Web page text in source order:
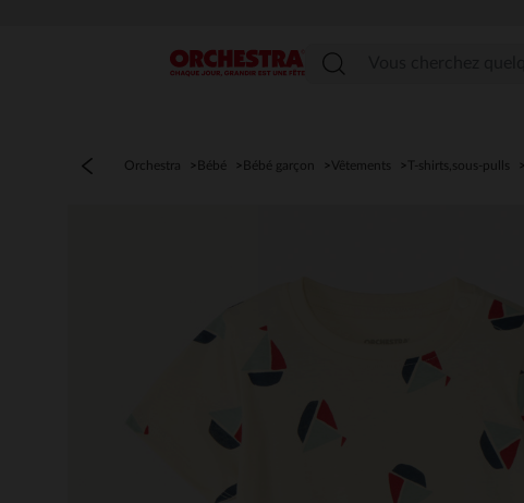
Menu
Orchestra Bébé Bébé garçon Vêtements T-shirts,sous-pulls